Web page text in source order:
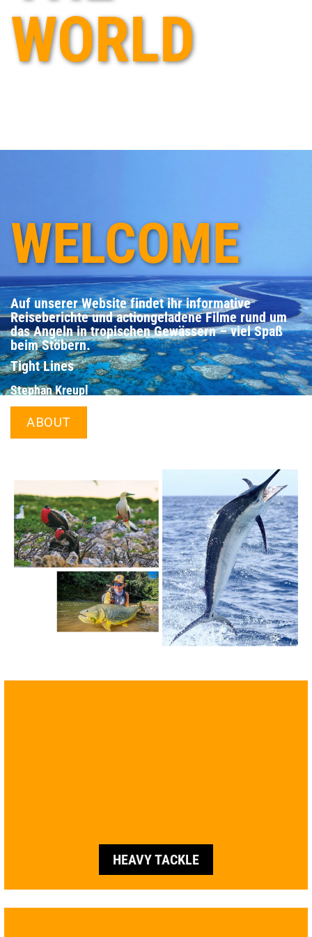
WORLD
WELCOME
Auf unserer Website findet ihr informative
Reiseberichte und actiongeladene Filme rund um
das Angeln in tropischen Gewässern – viel Spaß
beim Stöbern.
Tight Lines
Stephan Kreupl
ABOUT
HEAVY TACKLE